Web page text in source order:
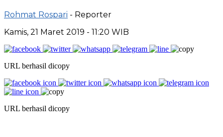
Rohmat Rospari - Reporter
Kamis, 21 Maret 2019 - 11:20 WIB
URL berhasil dicopy
URL berhasil dicopy